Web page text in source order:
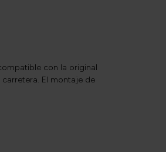
con la original
El montaje de